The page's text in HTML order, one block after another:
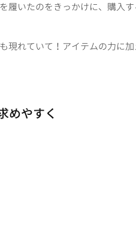
履いたのをきっかけに、購入
現れていて！アイテムの力に
めやすく